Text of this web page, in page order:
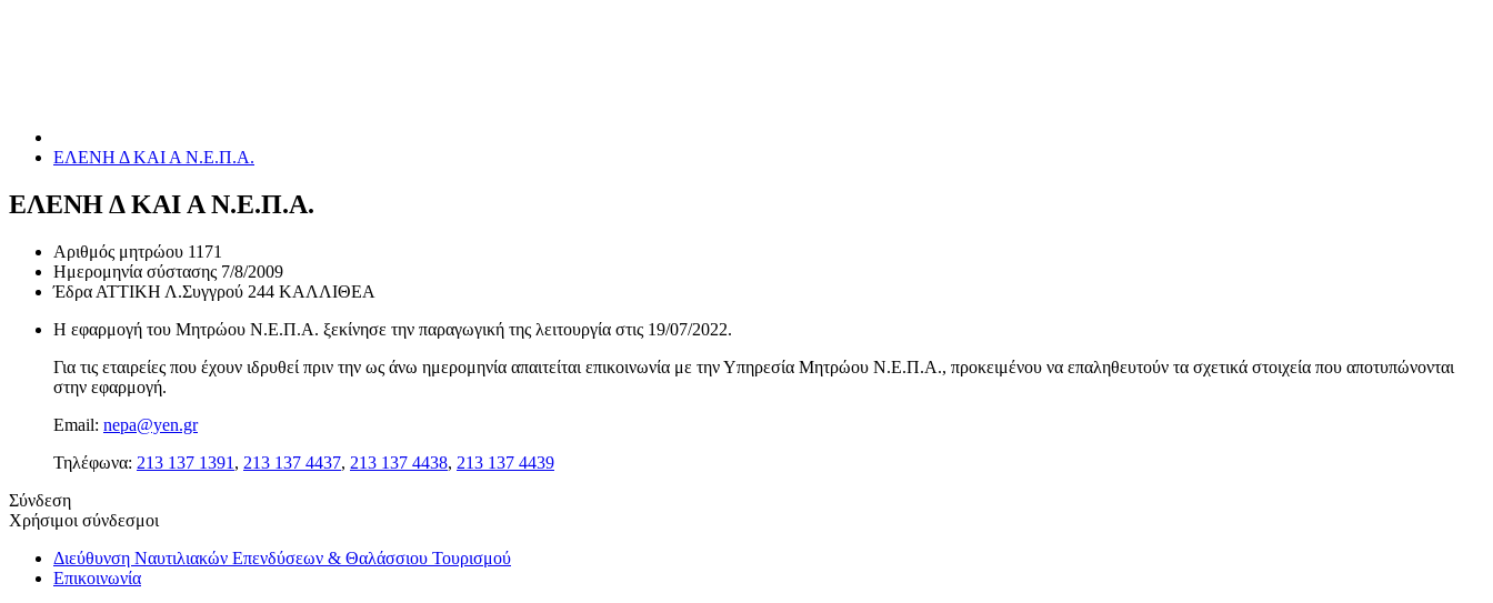
ΕΛΕΝΗ Δ ΚΑΙ Α Ν.Ε.Π.Α.
ΕΛΕΝΗ Δ ΚΑΙ Α Ν.Ε.Π.Α.
Αριθμός μητρώου 1171
Ημερομηνία σύστασης 7/8/2009
Έδρα ΑΤΤΙΚΗ Λ.Συγγρού 244 ΚΑΛΛΙΘΕΑ
Η εφαρμογή του Μητρώου Ν.Ε.Π.Α. ξεκίνησε την παραγωγική της λειτουργία στις 19/07/2022.
Για τις εταιρείες που έχουν ιδρυθεί πριν την ως άνω ημερομηνία απαιτείται επικοινωνία με την Υπηρεσία Μητρώου Ν.Ε.Π.Α., προκειμένου να επαληθευτούν τα σχετικά στοιχεία που αποτυπώνονται
στην εφαρμογή.
Email: nepa@yen.gr
Τηλέφωνα: 213 137 1391 , 213 137 4437, 213 137 4438, 213 137 4439
Σύνδεση
Χρήσιμοι σύνδεσμοι
Διεύθυνση Ναυτιλιακών Επενδύσεων & Θαλάσσιου Τουρισμού
Επικοινωνία